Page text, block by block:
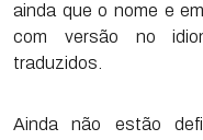
ainda que o nome e
com versão no
traduzidos.
Ainda não estão